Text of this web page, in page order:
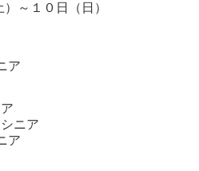
～１０日（日）
ア
ニア
ア